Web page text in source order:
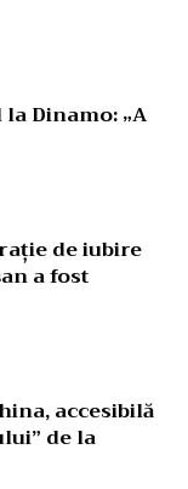
Dinamo: „A
de iubire
a fost
accesibilă
de la